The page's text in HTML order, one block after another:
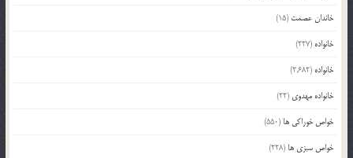
خاندان عصمت (15)
خانواده (227)
خانواده (2,682)
خانواده مهدوی (22)
خواص خوراکی ها (550)
خواص سبزی ها (228)